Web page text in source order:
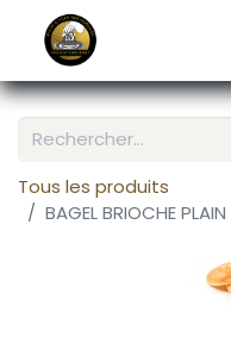
Tous les produits
BAGEL BRIOCHE